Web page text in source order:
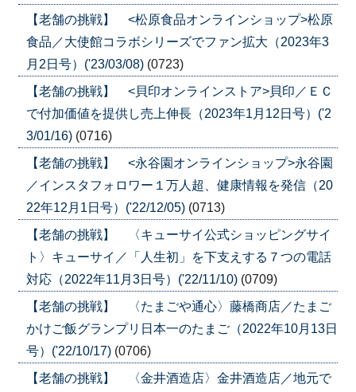
【老舗の挑戦】 <松原食品オンラインショップ>松原
食品／大使館コラボシリーズでファン拡大（2023年3
月2日号）('23/03/08) (0723)
【老舗の挑戦】 <貝印オンラインストア>貝印／ＥＣ
で付加価値を提供し売上伸長（2023年1月12日号）('2
3/01/16) (0716)
【老舗の挑戦】 <永谷園オンラインショップ>永谷園
／インスタフォロワー１万人超、健康情報を発信（20
22年12月1日号）('22/12/05) (0713)
【老舗の挑戦】 〈キューサイ公式ショッピングサイ
ト〉キューサイ／「人生初」を下支えする７つの電話
対応（2022年11月3日号）('22/11/10) (0709)
【老舗の挑戦】 〈たまごや通心〉藤橋商店／たまご
かけご飯グランプリ日本一のたまご（2022年10月13日
号）('22/10/17) (0706)
【老舗の挑戦】 〈金井酒造店〉金井酒造店／地元で